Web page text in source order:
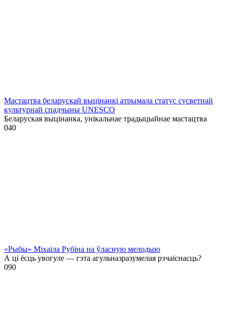
Мастацтва беларускай выцінанкі атрымала статус сусветнай
культурнай спадчыны UNESCO
Беларуская выцінанка, унікальнае традыцыйнае мастацтва
040
«Рыбы» Міхаіла Рубіна на ўласную мелодыю
А ці ёсць увогуле — гэта агульназразумелая рэчаіснасць?
090